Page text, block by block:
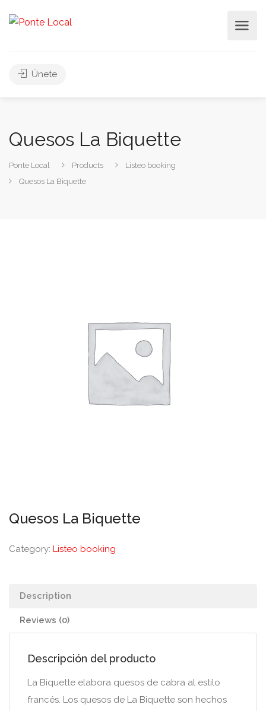
Únete
Quesos La Biquette
Ponte Local Products
Listeo booking
Quesos La Biquette
Quesos La Biquette
Category: Listeo booking
Description
Reviews (0)
Descripción del producto
La Biquette elabora quesos de cabra al estilo
francés. Los quesos de La Biquette son hechos